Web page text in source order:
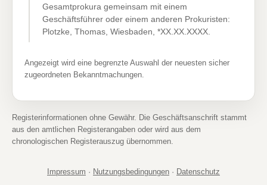
Gesamtprokura gemeinsam mit einem
Geschäftsführer oder einem anderen Prokuristen:
Plotzke, Thomas, Wiesbaden, *XX.XX.XXXX.
Angezeigt wird eine begrenzte Auswahl der neuesten sicher
zugeordneten Bekanntmachungen.
Registerinformationen ohne Gewähr. Die Geschäftsanschrift stammt
aus den amtlichen Registerangaben oder wird aus dem
chronologischen Registerauszug übernommen.
Impressum · Nutzungsbedingungen · Datenschutz